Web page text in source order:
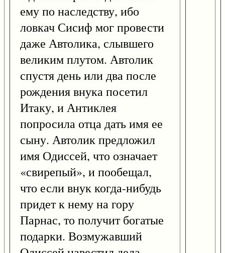
ему по наследству, ибо
ловкач Сисиф мог провести
даже Автолика, слывшего
великим плутом. Автолик
спустя день или два после
рождения внука посетил
Итаку, и Антиклея
попросила отца дать имя ее
сыну. Автолик предложил
имя Одиссей, что означает
«свирепый», и пообещал,
что если внук когда-нибудь
придет к нему на гору
Парнас, то получит богатые
подарки. Возмужавший